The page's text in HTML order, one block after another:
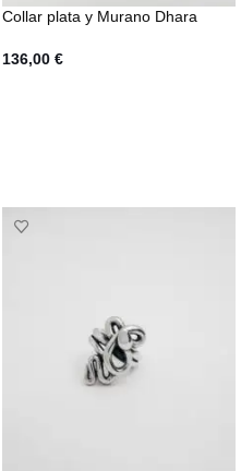
Collar plata y Murano Dhara
136,00 €